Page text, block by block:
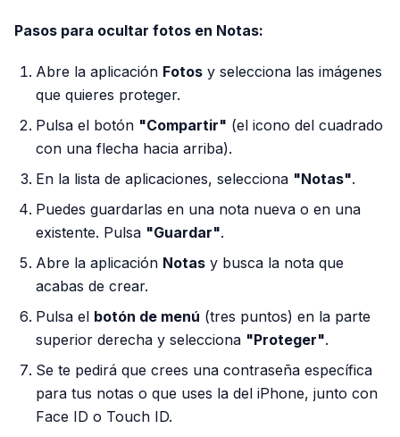
Pasos para ocultar fotos en Notas:
Abre la aplicación Fotos y selecciona las imágenes
que quieres proteger.
Pulsa el botón "Compartir" (el icono del cuadrado
con una flecha hacia arriba).
En la lista de aplicaciones, selecciona "Notas".
Puedes guardarlas en una nota nueva o en una
existente. Pulsa "Guardar".
Abre la aplicación Notas y busca la nota que
acabas de crear.
Pulsa el botón de menú (tres puntos) en la parte
superior derecha y selecciona "Proteger".
Se te pedirá que crees una contraseña específica
para tus notas o que uses la del iPhone, junto con
Face ID o Touch ID.